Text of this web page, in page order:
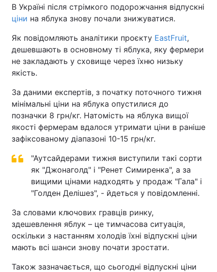
В Україні після стрімкого подорожчання відпускні
ціни на яблука знову почали знижуватися.
Як повідомляють аналітики проєкту EastFruit,
дешевшають в основному ті яблука, яку фермери
не закладають у сховище через їхню низьку
якість.
За даними експертів, з початку поточного тижня
мінімальні ціни на яблука опустилися до
позначки 8 грн/кг. Натомість на яблука вищої
якості фермерам вдалося утримати ціни в раніше
зафіксованому діапазоні 10-15 грн/кг.
"Аутсайдерами тижня виступили такі сорти
як "Джонаголд" і "Ренет Симиренка", а за
вищими цінами надходять у продаж "Гала" і
"Голден Делішез", - йдеться у повідомленні.
За словами ключових гравців ринку,
здешевлення яблук – це тимчасова ситуація,
оскільки з настанням холодів їхні відпускні ціни
мають всі шанси знову почати зростати.
Також зазначається, що сьогодні відпускні ціни